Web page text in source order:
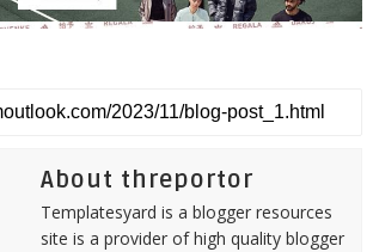
About threportor
Templatesyard is a blogger resources
site is a provider of high quality blogger